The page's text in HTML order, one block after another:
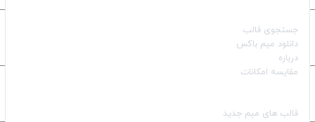
جستجوی قالب
دانلود میم باکس
درباره
مقایسه امکانات
قالب‌ های میم جدید